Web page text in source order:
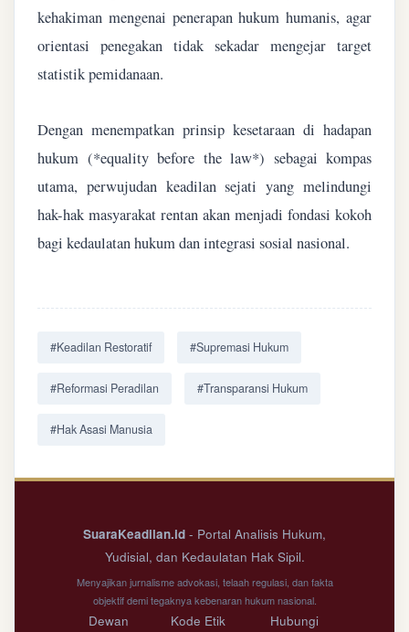
kehakiman mengenai penerapan hukum humanis, agar
orientasi penegakan tidak sekadar mengejar target
statistik pemidanaan.
Dengan menempatkan prinsip kesetaraan di hadapan
hukum (*equality before the law*) sebagai kompas
utama, perwujudan keadilan sejati yang melindungi
hak-hak masyarakat rentan akan menjadi fondasi kokoh
bagi kedaulatan hukum dan integrasi sosial nasional.
#Keadilan Restoratif #Supremasi Hukum
#Reformasi Peradilan #Transparansi Hukum
#Hak Asasi Manusia
SuaraKeadilan.id - Portal Analisis Hukum,
Yudisial, dan Kedaulatan Hak Sipil.
Menyajikan jurnalisme advokasi, telaah regulasi, dan fakta
objektif demi tegaknya kebenaran hukum nasional.
Dewan Kode Etik Hubungi